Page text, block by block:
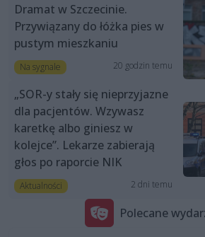
Dramat w Szczecinie.
Przywiązany do łóżka pies w
pustym mieszkaniu
Na sygnale 20 godzin temu
„SOR-y stały się nieprzyjazne
dla pacjentów. Wzywasz
karetkę albo giniesz w
kolejce”. Lekarze zabierają
głos po raporcie NIK
Aktualności 2 dni temu
Polecane